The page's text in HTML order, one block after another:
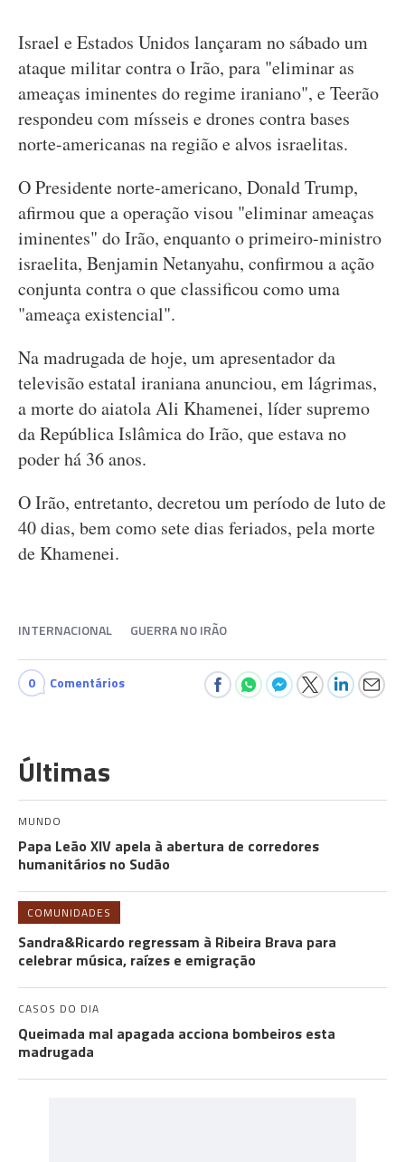
Israel e Estados Unidos lançaram no sábado um
ataque militar contra o Irão, para "eliminar as
ameaças iminentes do regime iraniano", e Teerão
respondeu com mísseis e drones contra bases
norte-americanas na região e alvos israelitas.
O Presidente norte-americano, Donald Trump,
afirmou que a operação visou "eliminar ameaças
iminentes" do Irão, enquanto o primeiro-ministro
israelita, Benjamin Netanyahu, confirmou a ação
conjunta contra o que classificou como uma
"ameaça existencial".
Na madrugada de hoje, um apresentador da
televisão estatal iraniana anunciou, em lágrimas,
a morte do aiatola Ali Khamenei, líder supremo
da República Islâmica do Irão, que estava no
poder há 36 anos.
O Irão, entretanto, decretou um período de luto de
40 dias, bem como sete dias feriados, pela morte
de Khamenei.
INTERNACIONAL GUERRA NO IRÃO
0 Comentários
Últimas
MUNDO
Papa Leão XIV apela à abertura de corredores
humanitários no Sudão
COMUNIDADES
Sandra&Ricardo regressam à Ribeira Brava para
celebrar música, raízes e emigração
CASOS DO DIA
Queimada mal apagada acciona bombeiros esta
madrugada